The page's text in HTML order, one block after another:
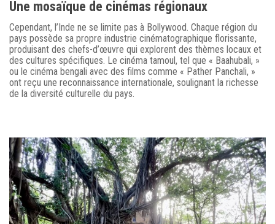
Une mosaïque de cinémas régionaux
Cependant, l’Inde ne se limite pas à Bollywood. Chaque région du
pays possède sa propre industrie cinématographique florissante,
produisant des chefs-d’œuvre qui explorent des thèmes locaux et
des cultures spécifiques. Le cinéma tamoul, tel que « Baahubali, »
ou le cinéma bengali avec des films comme « Pather Panchali, »
ont reçu une reconnaissance internationale, soulignant la richesse
de la diversité culturelle du pays.